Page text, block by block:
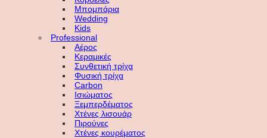
Μπομπάρια
Wedding
Kids
Professional
Αέρος
Κεραμικές
Συνθετική τρίχα
Φυσική τρίχα
Carbon
Ισιώματος
Ξεμπερδέματος
Χτένες λισουάρ
Πιρούνες
Χτένες κουρέματος